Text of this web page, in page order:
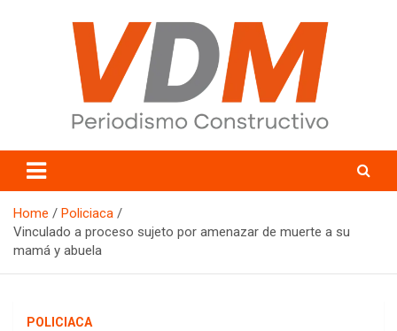
valledelmayo.com
Home
Policiaca
Vinculado a proceso sujeto por amenazar de muerte a su
mamá y abuela
POLICIACA